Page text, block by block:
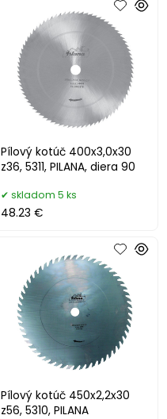
Pílový kotúč 400x3,0x30
z36, 5311, PILANA, diera 90
skladom 5 ks
48.23 €
Pílový kotúč 450x2,2x30
z56, 5310, PILANA